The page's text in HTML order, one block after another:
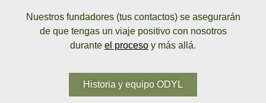
Nuestros fundadores (tus contactos) se asegurarán
de que tengas un viaje positivo con nosotros
durante el proceso y más allá.
Historia y equipo ODYL